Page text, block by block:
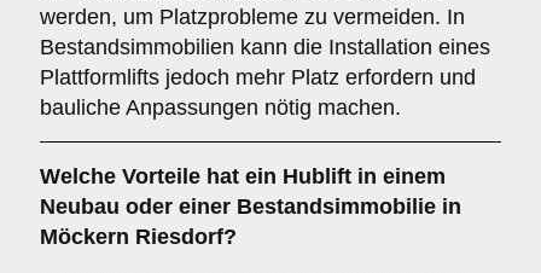
werden, um Platzprobleme zu vermeiden. In
Bestandsimmobilien kann die Installation eines
Plattformlifts jedoch mehr Platz erfordern und
bauliche Anpassungen nötig machen.
Welche Vorteile hat ein Hublift in einem
Neubau oder einer Bestandsimmobilie in
Möckern Riesdorf?